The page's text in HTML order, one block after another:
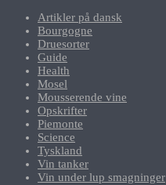
Artikler på dansk
Bourgogne
Druesorter
Guide
Health
Mosel
Mousserende vine
Opskrifter
Piemonte
Science
Tyskland
Vin tanker
Vin under lup smagninger